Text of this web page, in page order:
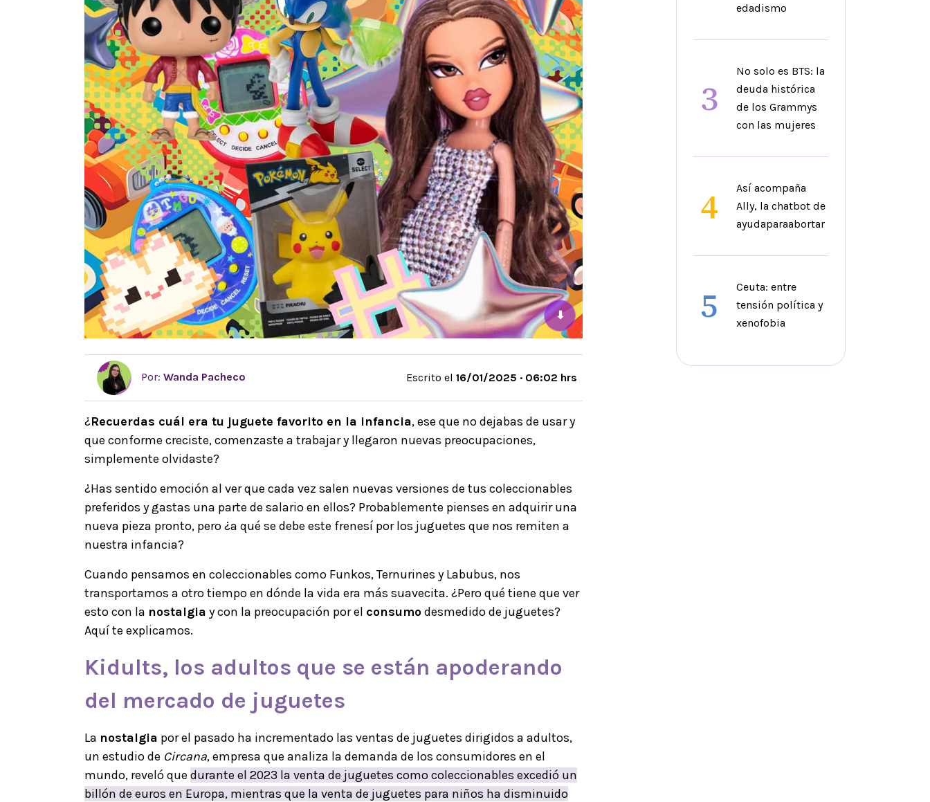
⬇
Por: Wanda Pacheco Escrito el 16/01/2025 · 06:02 hrs
¿Recuerdas cuál era tu juguete favorito en la infancia, ese que no dejabas de usar y
que conforme creciste, comenzaste a trabajar y llegaron nuevas preocupaciones,
simplemente olvidaste?
¿Has sentido emoción al ver que cada vez salen nuevas versiones de tus coleccionables
preferidos y gastas una parte de salario en ellos? Probablemente pienses en adquirir una
nueva pieza pronto, pero ¿a qué se debe este frenesí por los juguetes que nos remiten a
nuestra infancia?
Cuando pensamos en coleccionables como Funkos, Ternurines y Labubus, nos
transportamos a otro tiempo en dónde la vida era más suavecita. ¿Pero qué tiene que ver
esto con la nostalgia y con la preocupación por el consumodesmedido de juguetes?
Aquí te explicamos.
Kidults, los adultos que se están apoderando
del mercado de juguetes
La nostalgia por el pasado ha incrementado las ventas de juguetes dirigidos a adultos,
un estudio de Circana, empresa que analiza la demanda de los consumidores en el
mundo, reveló que durante el 2023 la venta de juguetes como coleccionables excedió un
billón de euros en Europa, mientras que la venta de juguetes para niños ha disminuido
edadismo
3
No solo es BTS: la
deuda histórica
de los Grammys
con las mujeres
4
Así acompaña
Ally, la chatbot de
ayudaparaabortar
5
Ceuta: entre
tensión política y
xenofobia